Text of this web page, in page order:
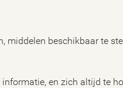
middelen beschikbaar te
en zich altijd te